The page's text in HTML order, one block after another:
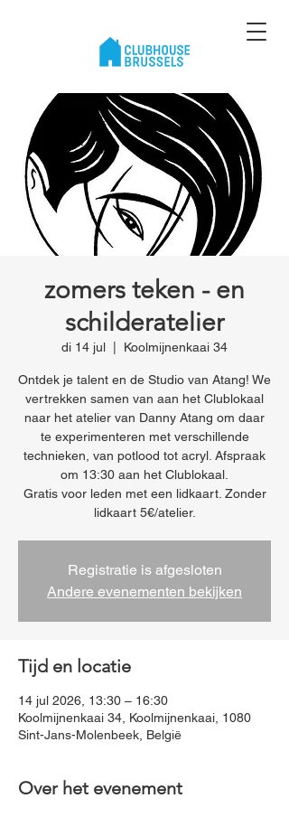
zomers teken - en
schilderatelier
di 14 jul Koolmijnenkaai 34
Ontdek je talent en de Studio van Atang! We
vertrekken samen van aan het Clublokaal
naar het atelier van Danny Atang om daar
te experimenteren met verschillende
technieken, van potlood tot acryl. Afspraak
om 13:30 aan het Clublokaal.
Gratis voor leden met een lidkaart. Zonder
lidkaart 5€/atelier.
Registratie is afgesloten
Andere evenementen bekijken
Tijd en locatie
14 jul 2026, 13:30 – 16:30
Koolmijnenkaai 34, Koolmijnenkaai, 1080
Sint-Jans-Molenbeek, België
Over het evenement